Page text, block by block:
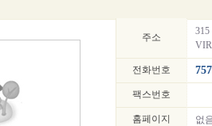
주소
315
전화번호
팩스번호
홈페이지 없